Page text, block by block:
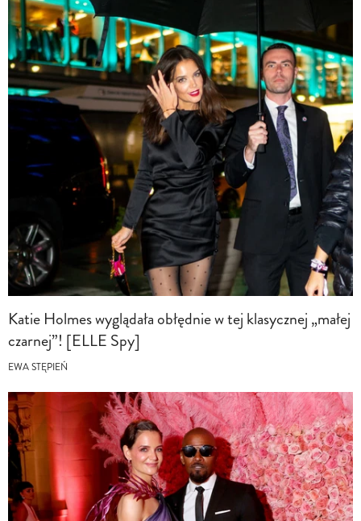
Katie Holmes wyglądała obłędnie w tej klasycznej „małej
czarnej”! [ELLE Spy]
EWA STĘPIEŃ